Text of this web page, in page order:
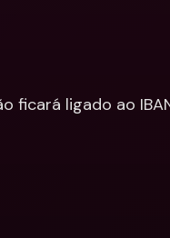
ficará ligado ao